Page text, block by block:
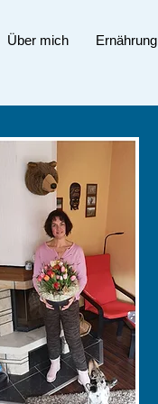
Über mich Ernährung